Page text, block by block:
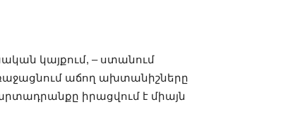
կայքում, – ստանում
աճող ախտանիշները
արտադրանքը իրացվում է միայն